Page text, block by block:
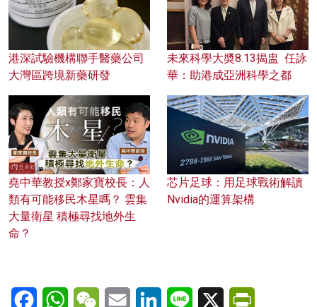
港深試驗機構聯手醫藥公司
大灣區跨境新藥研發
未來科學大奬8.13揭盅 任詠
華：助港成亞洲科學之都
堯中華教授x鄭家寶校長：人
類有可能移民木星嗎？ 雲集
大量衛星 積極尋找地外生
命？
芯片足球：用足球戰術解讀
Nvidia的運算架構
FacebookWhatsAppWeChatEmail LinkedInLine X